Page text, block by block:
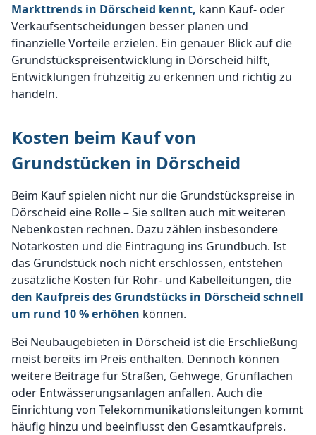
Markttrends in Dörscheid kennt, kann Kauf- oder
Verkaufsentscheidungen besser planen und
finanzielle Vorteile erzielen. Ein genauer Blick auf die
Grundstückspreisentwicklung in Dörscheid hilft,
Entwicklungen frühzeitig zu erkennen und richtig zu
handeln.
Kosten beim Kauf von
Grundstücken in Dörscheid
Beim Kauf spielen nicht nur die Grundstückspreise in
Dörscheid eine Rolle – Sie sollten auch mit weiteren
Nebenkosten rechnen. Dazu zählen insbesondere
Notarkosten und die Eintragung ins Grundbuch. Ist
das Grundstück noch nicht erschlossen, entstehen
zusätzliche Kosten für Rohr- und Kabelleitungen, die
den Kaufpreis des Grundstücks in Dörscheid schnell
um rund 10 % erhöhen können.
Bei Neubaugebieten in Dörscheid ist die Erschließung
meist bereits im Preis enthalten. Dennoch können
weitere Beiträge für Straßen, Gehwege, Grünflächen
oder Entwässerungsanlagen anfallen. Auch die
Einrichtung von Telekommunikationsleitungen kommt
häufig hinzu und beeinflusst den Gesamtkaufpreis.